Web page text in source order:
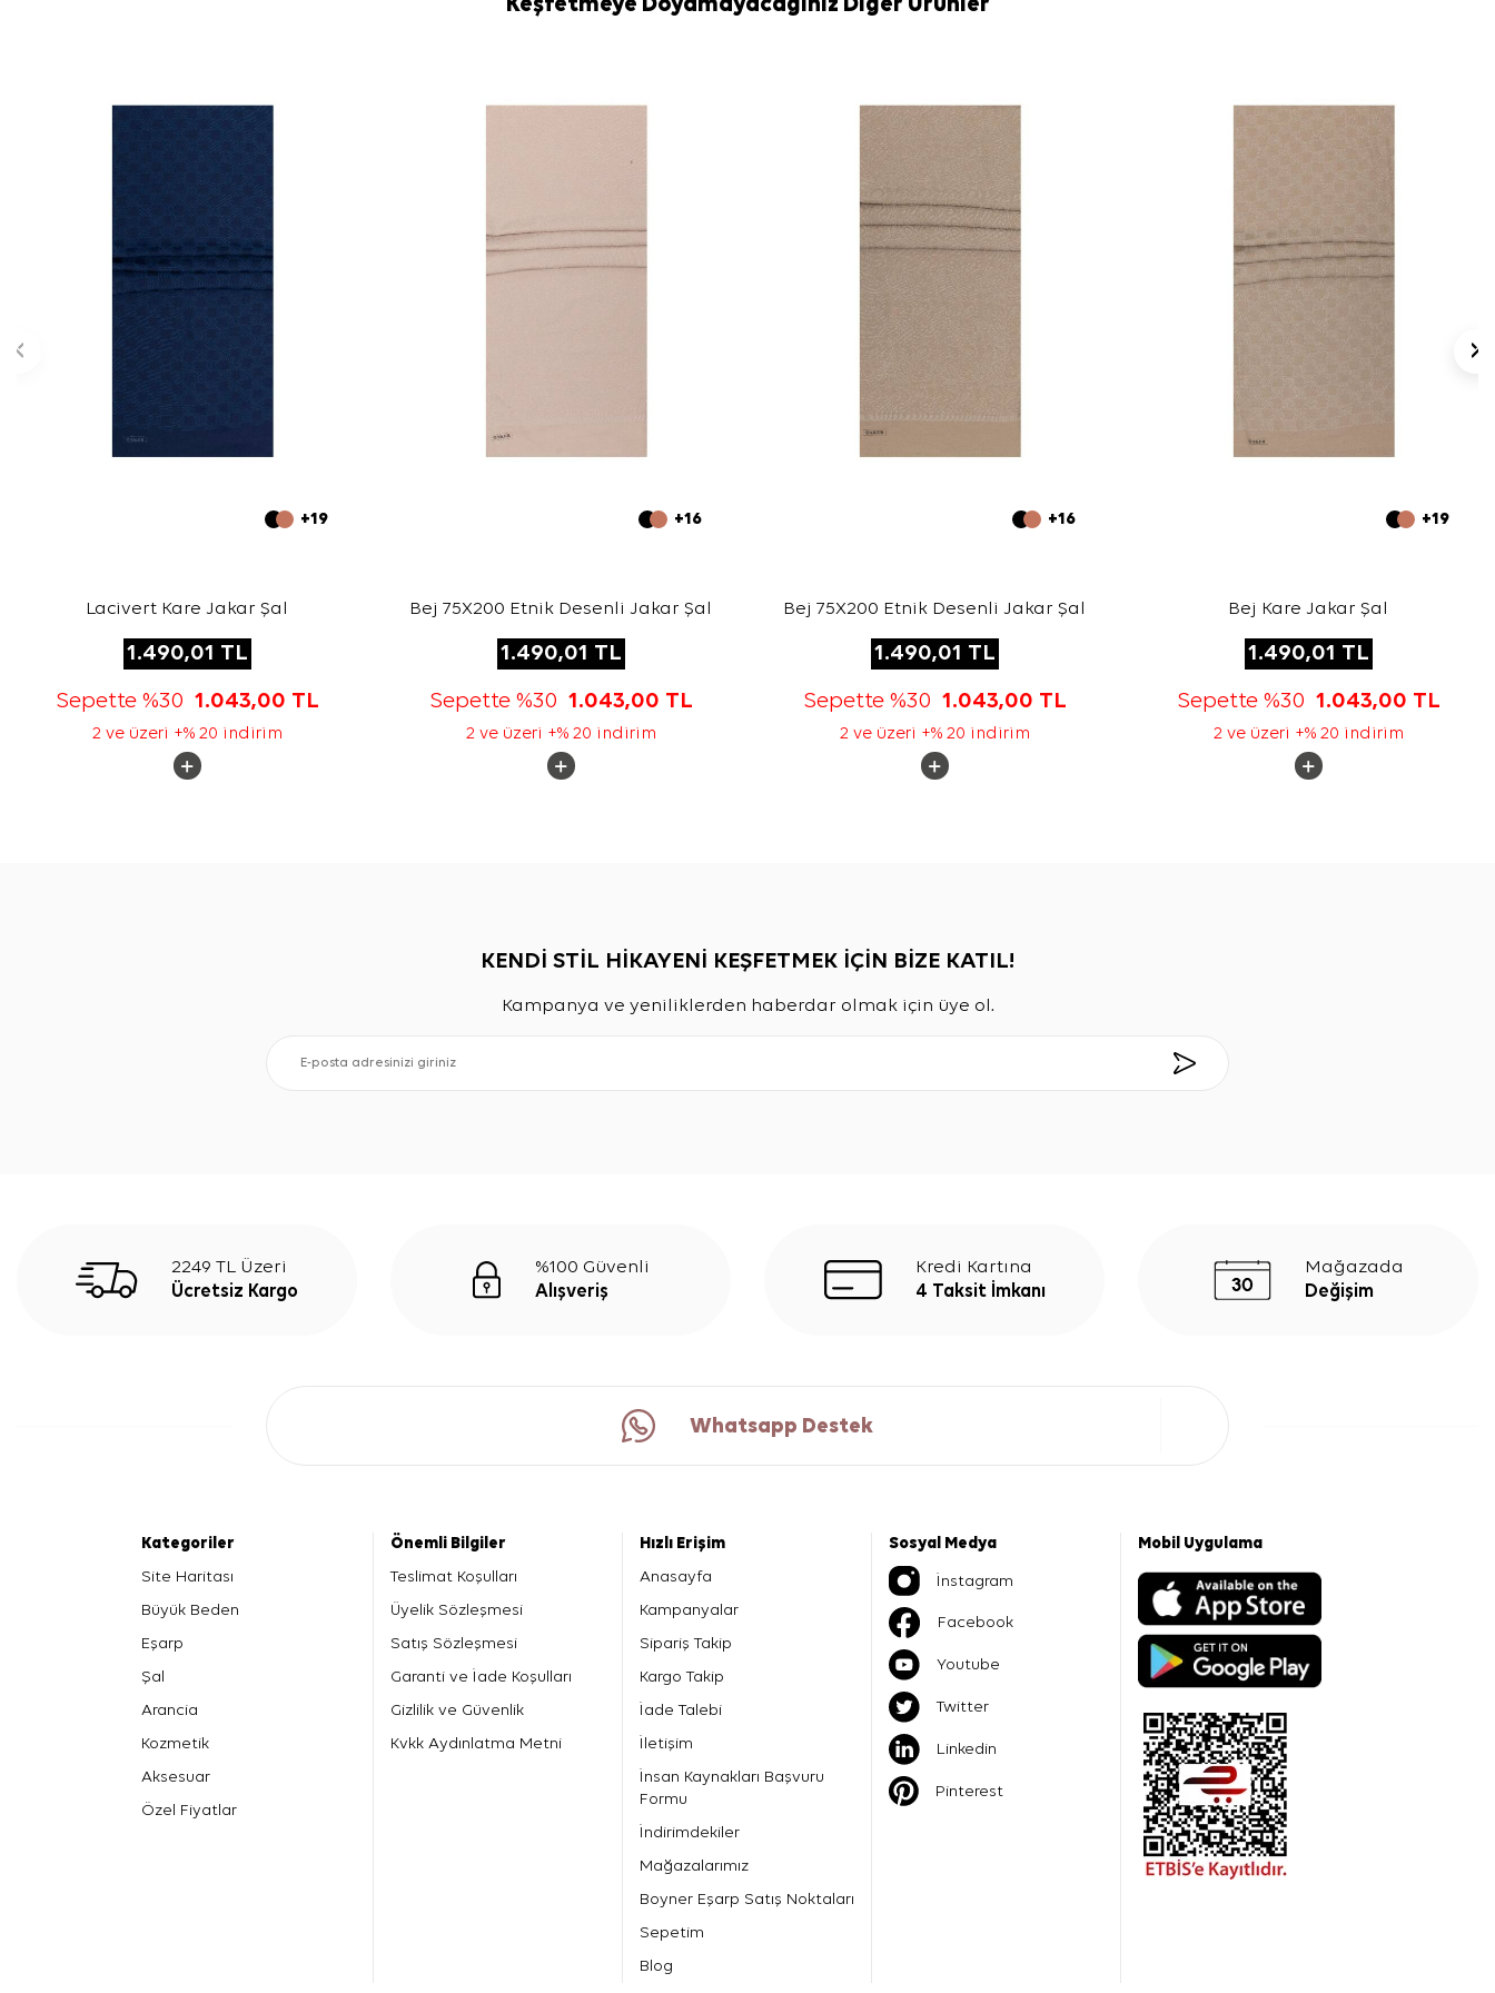
Şalın deseninde hangi renkler öne çıkar?
Bu ipek şal nasıl kombinlenebilir?
Keşfetmeye Doyamayacağınız Diğer Ürünler
+19
Lacivert Kare Jakar Şal
1.490,01 TL
Sepette %30 1.043,00 TL
2 ve üzeri +% 20 indirim
+16
Bej 75X200 Etnik Desenli Jakar Şal
1.490,01 TL
Sepette %30 1.043,00 TL
2 ve üzeri +% 20 indirim
+16
Bej 75X200 Etnik Desenli Jakar Şal
1.490,01 TL
Sepette %30 1.043,00 TL
2 ve üzeri +% 20 indirim
+19
Bej Kare Jakar Şal
1.490,01 TL
Sepette %30 1.043,00 TL
2 ve üzeri +% 20 indirim
KENDİ STİL HİKAYENİ KEŞFETMEK İÇİN BİZE KATIL!
Kampanya ve yeniliklerden haberdar olmak için üye ol.
2249 TL Üzeri
Ücretsiz Kargo
%100 Güvenli
Alışveriş
Kredi Kartına
4 Taksit İmkanı
Mağazada
Değişim
Whatsapp Destek
Kategoriler
Site Haritası
Büyük Beden
Eşarp
Şal
Arancia
Kozmetik
Aksesuar
Özel Fiyatlar
Önemli Bilgiler
Teslimat Koşulları
Üyelik Sözleşmesi
Satış Sözleşmesi
Garanti ve İade Koşulları
Gizlilik ve Güvenlik
Kvkk Aydınlatma Metni
Hızlı Erişim
Anasayfa
Kampanyalar
Sipariş Takip
Kargo Takip
İade Talebi
İletişim
İnsan Kaynakları Başvuru
Formu
İndirimdekiler
Mağazalarımız
Boyner Eşarp Satış Noktaları
Sepetim
Blog
Sosyal Medya
İnstagram
Facebook
Youtube
Twitter
Linkedin
Pinterest
Mobil Uygulama